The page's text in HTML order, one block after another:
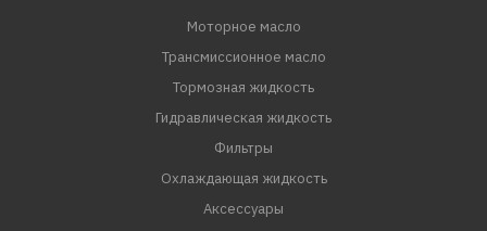
Моторное масло
Трансмиссионное масло
Тормозная жидкость
Гидравлическая жидкость
Фильтры
Охлаждающая жидкость
Аксессуары